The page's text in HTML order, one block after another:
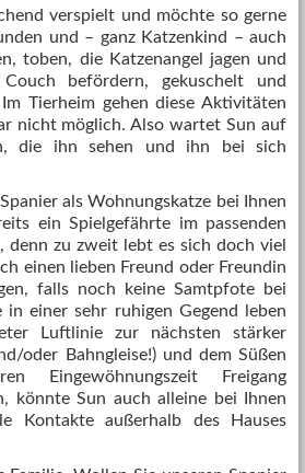
verspielt und möchte so gerne
und – ganz Katzenkind – auch
toben, die Katzenangel jagen und
befördern, gekuschelt und
Tierheim gehen diese Aktivitäten
nicht möglich. Also wartet Sun auf
die ihn sehen und ihn bei sich
als Wohnungskatze bei Ihnen
ein Spielgefährte im passenden
zu zweit lebt es sich doch viel
einen lieben Freund oder Freundin
falls noch keine Samtpfote bei
in einer sehr ruhigen Gegend leben
Luftlinie zur nächsten stärker
oder Bahngleise!) und dem Süßen
Eingewöhnungszeit Freigang
könnte Sun auch alleine bei Ihnen
Kontakte außerhalb des Hauses